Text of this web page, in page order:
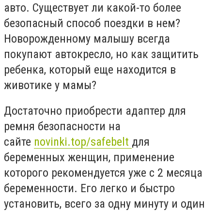
авто. Существует ли какой-то более
безопасный способ поездки в нем?
Новорожденному малышу всегда
покупают автокресло, но как защитить
ребенка, который еще находится в
животике у мамы?
Достаточно приобрести адаптер для
ремня безопасности на
сайте novinki.top/safebelt для
беременных женщин, применение
которого рекомендуется уже с 2 месяца
беременности. Его легко и быстро
установить, всего за одну минуту и один